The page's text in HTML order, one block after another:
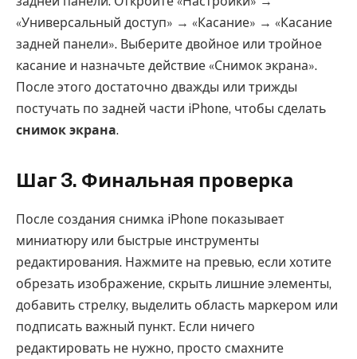
«Универсальный доступ» → «Касание» → «Касание
задней панели». Выберите двойное или тройное
касание и назначьте действие «Снимок экрана».
После этого достаточно дважды или трижды
постучать по задней части iPhone, чтобы сделать
снимок экрана.
Шаг 3. Финальная проверка
После создания снимка iPhone показывает
миниатюру или быстрые инструменты
редактирования. Нажмите на превью, если хотите
обрезать изображение, скрыть лишние элементы,
добавить стрелку, выделить область маркером или
подписать важный пункт. Если ничего
редактировать не нужно, просто смахните